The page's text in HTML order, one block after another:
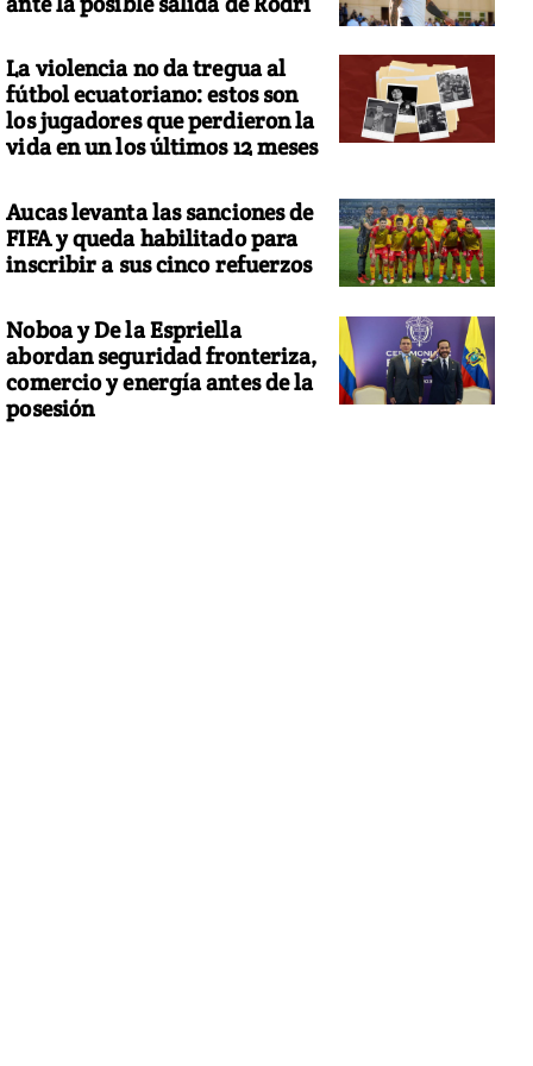
La violencia no da tregua al
fútbol ecuatoriano: estos son
los jugadores que perdieron la
vida en un los últimos 12 meses
Aucas levanta las sanciones de
FIFA y queda habilitado para
inscribir a sus cinco refuerzos
Noboa y De la Espriella
abordan seguridad fronteriza,
comercio y energía antes de la
posesión